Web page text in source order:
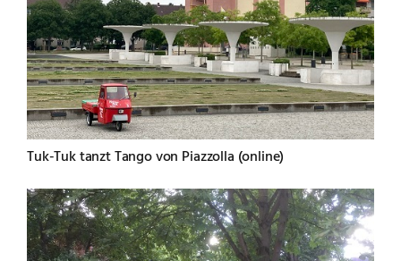
Tuk-Tuk tanzt Tango von Piazzolla (online)